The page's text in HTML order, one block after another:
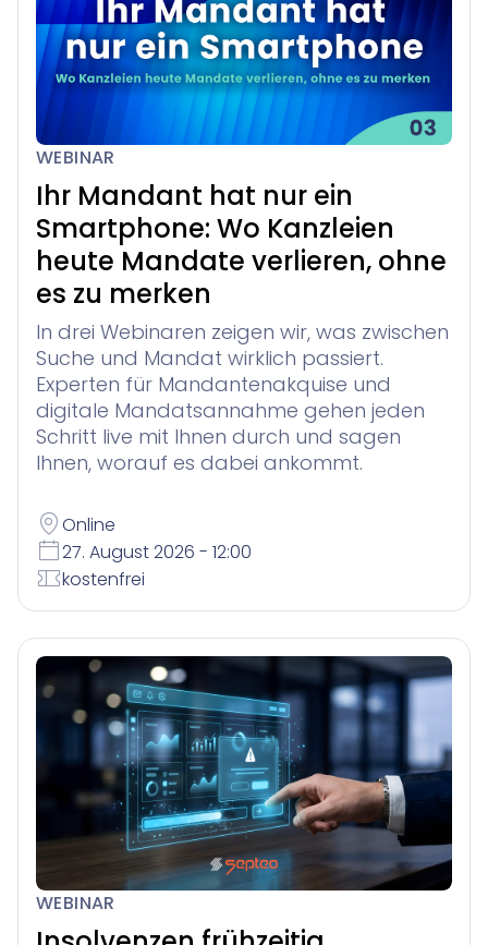
WEBINAR
Ihr Mandant hat nur ein
Smartphone: Wo Kanzleien
heute Mandate verlieren, ohne
es zu merken
In drei Webinaren zeigen wir, was zwischen
Suche und Mandat wirklich passiert.
Experten für Mandantenakquise und
digitale Mandatsannahme gehen jeden
Schritt live mit Ihnen durch und sagen
Ihnen, worauf es dabei ankommt.
Online
27. August 2026 - 12:00
kostenfrei
WEBINAR